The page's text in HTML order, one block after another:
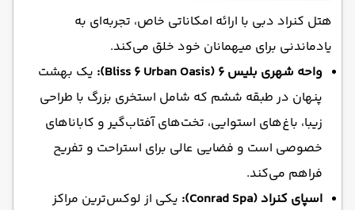
هتل کنراد دبی با ارائه امکاناتی خاص، تجربه‌ای به
یادماندنی برای میهمانان خود خلق می‌کند.
واحه شهری بلیس ۶ (Bliss 6 Urban Oasis):
یک بهشت
پنهان در طبقه ششم که شامل استخری بزرگ با طراحی
زیبا، باغ‌های استوایی، تخت‌های آفتاب‌گیر و کابانا‌های
خصوصی است و فضایی عالی برای استراحت و تفریح
فراهم می‌کند.
اسپای کنراد (Conrad Spa):
یکی از لوکس‌ترین مراکز